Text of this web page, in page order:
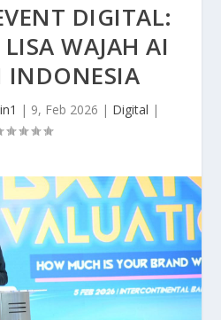
DIGITAL:
WAJAH AI
INDONESIA
| 9, Feb 2026 | Digital |